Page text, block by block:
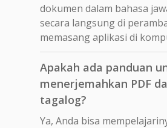
dokumen dalam bahasa
secara langsung di
memasang aplikasi di
Apakah ada panduan
menerjemahkan PDF
tagalog?
Ya, Anda bisa